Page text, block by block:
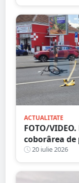
ACTUALITATE
FOTO/
coborârea de
municipiul
simplu nu l-
20 iulie 2026